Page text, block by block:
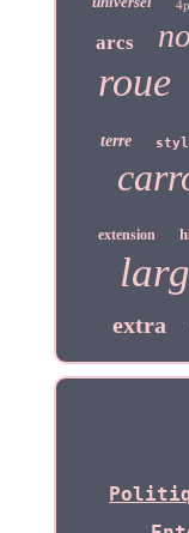
arcs
roue
terre
extension
extra